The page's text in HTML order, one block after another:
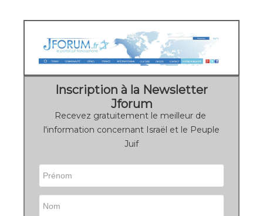
Inscription à la Newsletter
Jforum
Recevez gratuitement le meilleur de
l'information concernant Israël et le Peuple
Juif